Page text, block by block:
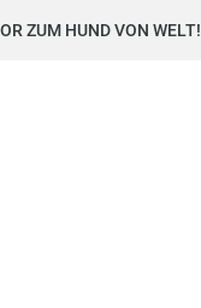
ZUM HUND VON WELT!